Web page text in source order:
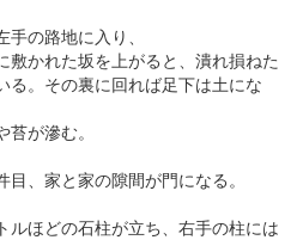
の路地に入り、
敷かれた坂を上がると、潰れ損ねた
る。その裏に回れば足下は土にな
が滲む。
目、家と家の隙間が門になる。
ルほどの石柱が立ち、右手の柱には